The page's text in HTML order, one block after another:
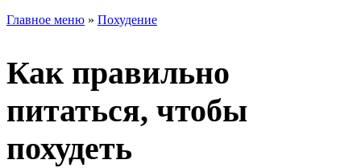
Главное меню » Похудение
Как правильно
питаться, чтобы
похудеть